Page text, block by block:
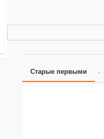
Старые первыми